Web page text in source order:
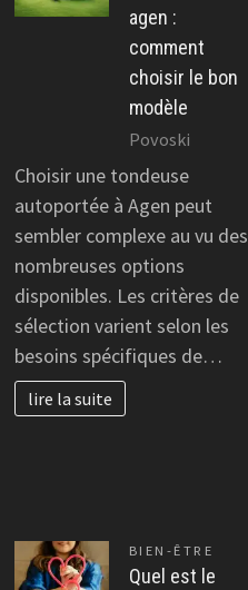
agen :
comment
choisir le bon
modèle
Povoski
Choisir une tondeuse
autoportée à Agen peut
sembler complexe au vu des
nombreuses options
disponibles. Les critères de
sélection varient selon les
besoins spécifiques de…
lire la suite
BIEN-ÊTRE
Quel est le